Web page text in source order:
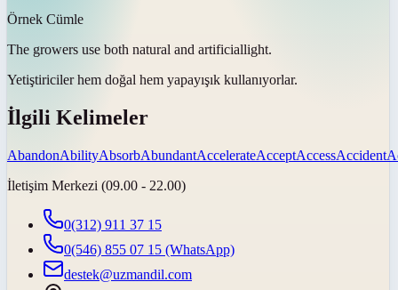
Örnek Cümle
The growers use both natural and artificiallight.
Yetiştiriciler hem doğal hem yapayışık kullanıyorlar.
İlgili Kelimeler
AbandonAbilityAbsorbAbundantAccelerateAcceptAccessAccident
İletişim Merkezi (09.00 - 22.00)
0(312) 911 37 15
0(546) 855 07 15 (WhatsApp)
destek@uzmandil.com